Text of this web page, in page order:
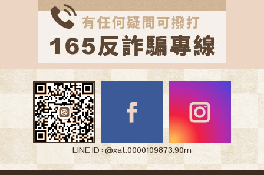
LINE ID : @xat.0000109873.90m